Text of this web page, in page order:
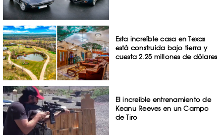
Esta increíble casa en Texas
está construida bajo tierra y
cuesta 2.25 millones de dólares
El increíble entrenamiento de
Keanu Reeves en un Campo
de Tiro